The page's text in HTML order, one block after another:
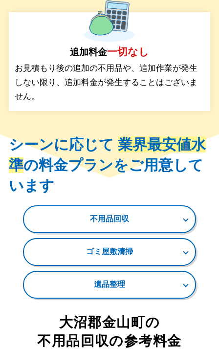
追加料金一切なし
お見積もり後の追加の不用品や、追加作業が発生
しない限り、追加料金が発生することはございま
せん。
シーンに応じて 業界最安値水
準の料金プランをご用意して
います
不用品回収
ゴミ屋敷清掃
遺品整理
大沼郡金山町の
不用品回収の参考料金